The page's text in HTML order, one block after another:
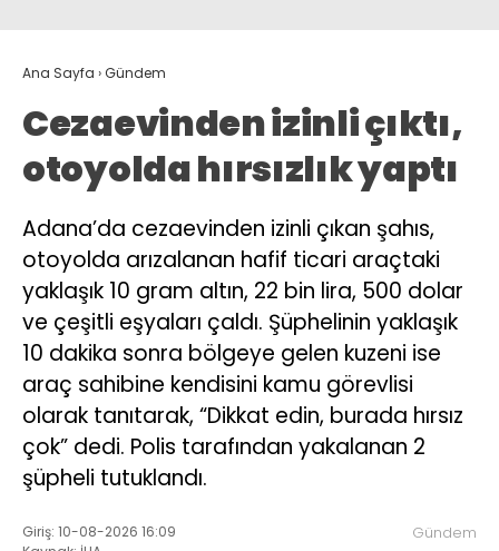
Ana Sayfa ›Gündem
Cezaevinden izinli çıktı,
otoyolda hırsızlık yaptı
Adana’da cezaevinden izinli çıkan şahıs,
otoyolda arızalanan hafif ticari araçtaki
yaklaşık 10 gram altın, 22 bin lira, 500 dolar
ve çeşitli eşyaları çaldı. Şüphelinin yaklaşık
10 dakika sonra bölgeye gelen kuzeni ise
araç sahibine kendisini kamu görevlisi
olarak tanıtarak, “Dikkat edin, burada hırsız
çok” dedi. Polis tarafından yakalanan 2
şüpheli tutuklandı.
Giriş: 10-08-2026 16:09
Gündem